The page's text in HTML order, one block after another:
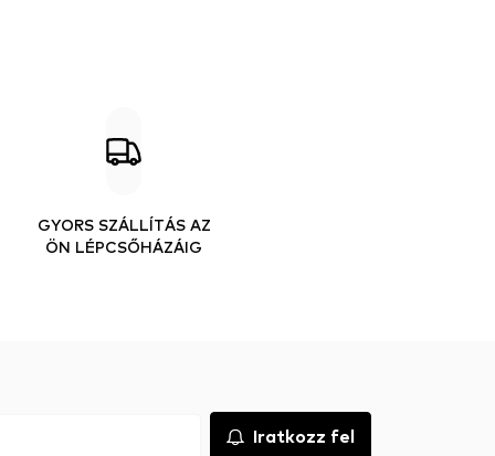
GYORS SZÁLLÍTÁS AZ
ÖN LÉPCSŐHÁZÁIG
Iratkozz fel